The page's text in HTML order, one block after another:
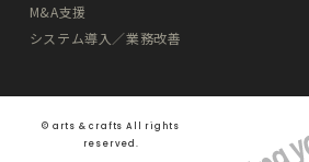
M&A支援
システム導入／業務改善
©️ arts & crafts All rights
reserved.